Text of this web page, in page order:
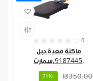
0
ماكنة معدة حبل
,9187445,سمارت
₪350.00
-71%